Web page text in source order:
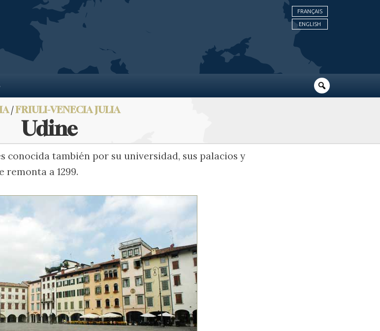
FRANÇAIS
ENGLISH
/FRIULI-VENECIA JULIA
Udine
conocida también por su universidad, sus palacios y
remonta a 1299.